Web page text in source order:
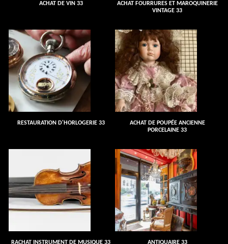
ACHAT DE VIN 33
ACHAT FOURRURES ET MAROQUINERIE
VINTAGE 33
RESTAURATION D'HORLOGERIE 33
ACHAT DE POUPÉE ANCIENNE
PORCELAINE 33
RACHAT INSTRUMENT DE MUSIQUE 33 ANTIQUAIRE 33